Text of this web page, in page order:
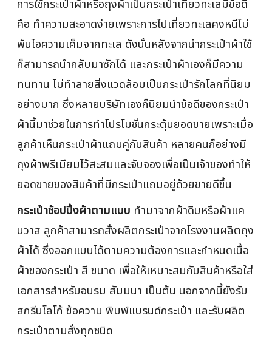
การใช้กระเป๋าผ้าหรือถุงผ้าเป็นกระเป๋าเที่ยวทะเลมีข้อดี
คือ ทำความสะอาดง่ายเพราะการไปเที่ยวทะเลคงหนีไม่
พ้นไอความเค็มจากทะเล ดังนั้นหลังจากนำกระเป๋าผ้าใช้
ก็สามารถนำกลับมาซักได้ และกระเป๋าผ้าเองก็มีความ
ทนทาน ไม่ทำลายสิ่งแวดล้อมเป็นกระเป๋ารักโลกที่นิยม
อย่างมาก ซึ่งหลายบริษัทเองก็นิยมนำข้อดีของกระเป๋า
ผ้านี้มาช่วยในการทำโปรโมชั่นกระตุ้นยอดขายเพราะเมื่อ
ลูกค้าเห็นกระเป๋าผ้าแถมคู่กับสินค้า หลายคนก็อย่างมี
ถุงผ้าพรีเมียมไว้สะสมและจับจองเพื่อเป็นเจ้าของทำให้
ยอดขายของสินค้าที่มีกระเป๋าแถมอยู่ด้วยขายดีขึ้น
กระเป๋าช้อปปิ้งผ้าตามแบบ ทำมาจากผ้าดิบหรือผ้าแค
นวาส ลูกค้าสามารถสั่งผลิตกระเป๋าจากโรงงานผลิตถุง
ผ้าได้ ซึ่งออกแบบได้ตามความต้องการและกำหนดเนื้อ
ผ้าของกระเป๋า สี ขนาด เพื่อให้เหมาะสมกับสินค้าหรือใส่
เอกสารสำหรับอบรม สัมมนา เป็นต้น นอกจากนี้ยังรับ
สกรีนโลโก้ ข้อความ พิมพ์แบรนด์กระเป๋า และรับผลิต
กระเป๋าตามสั่งทุกชนิด